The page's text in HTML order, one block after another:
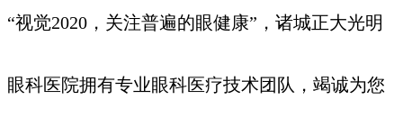
“视觉2020，关注普遍的眼健康”，诸城正大光明
眼科医院拥有专业眼科医疗技术团队，竭诚为您